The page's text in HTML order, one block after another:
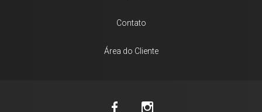
Contato
Área do Cliente